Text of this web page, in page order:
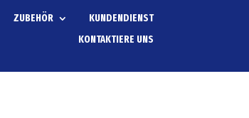
ZUBEHÖR
KUNDENDIENST
KONTAKTIERE UNS